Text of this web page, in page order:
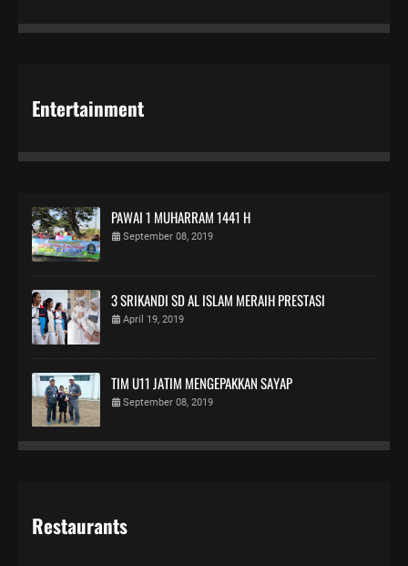
Entertainment
PAWAI 1 MUHARRAM 1441 H
September 08, 2019
3 SRIKANDI SD AL ISLAM MERAIH PRESTASI
April 19, 2019
TIM U11 JATIM MENGEPAKKAN SAYAP
September 08, 2019
Restaurants